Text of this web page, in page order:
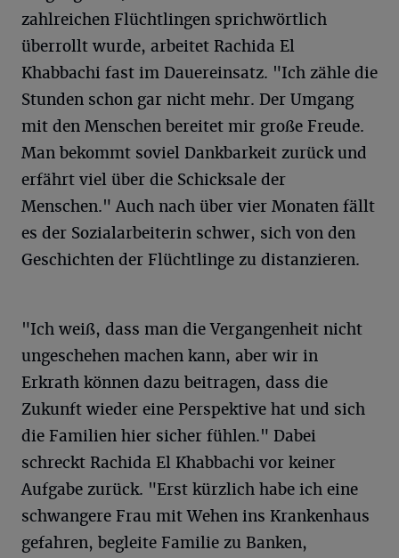
zahlreichen Flüchtlingen sprichwörtlich
überrollt wurde, arbeitet Rachida El
Khabbachi fast im Dauereinsatz. "Ich zähle die
Stunden schon gar nicht mehr. Der Umgang
mit den Menschen bereitet mir große Freude.
Man bekommt soviel Dankbarkeit zurück und
erfährt viel über die Schicksale der
Menschen." Auch nach über vier Monaten fällt
es der Sozialarbeiterin schwer, sich von den
Geschichten der Flüchtlinge zu distanzieren.
"Ich weiß, dass man die Vergangenheit nicht
ungeschehen machen kann, aber wir in
Erkrath können dazu beitragen, dass die
Zukunft wieder eine Perspektive hat und sich
die Familien hier sicher fühlen." Dabei
schreckt Rachida El Khabbachi vor keiner
Aufgabe zurück. "Erst kürzlich habe ich eine
schwangere Frau mit Wehen ins Krankenhaus
gefahren, begleite Familie zu Banken,